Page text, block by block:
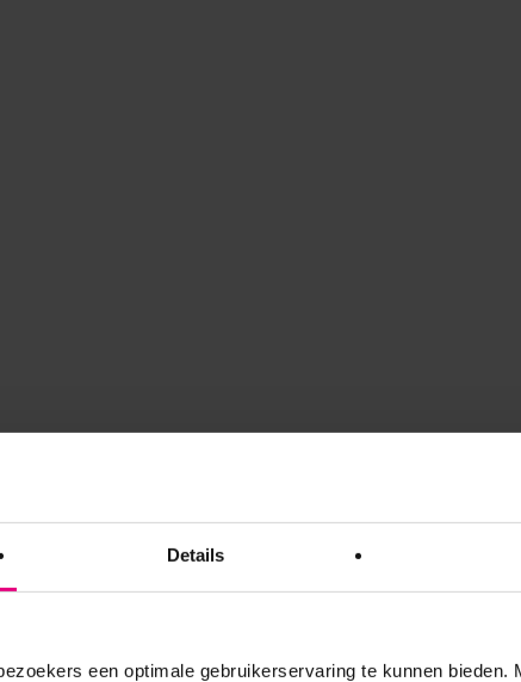
Details
een optimale gebruikerservaring te kunnen bieden.